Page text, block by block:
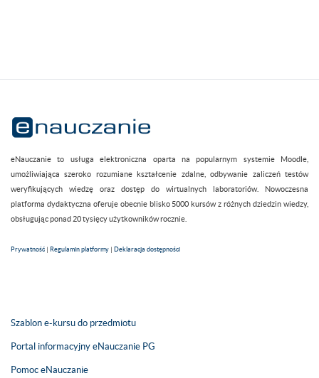
eNauczanie to usługa elektroniczna oparta na popularnym systemie Moodle,
umożliwiająca szeroko rozumiane kształcenie zdalne, odbywanie zaliczeń testów
weryfikujących wiedzę oraz dostęp do wirtualnych laboratoriów. Nowoczesna
platforma dydaktyczna oferuje obecnie blisko 5000 kursów z różnych dziedzin wiedzy,
obsługując ponad 20 tysięcy użytkowników rocznie.
Prywatność | Regulamin platformy | Deklaracja dostępności
Szablon e-kursu do przedmiotu
Portal informacyjny eNauczanie PG
Pomoc eNauczanie